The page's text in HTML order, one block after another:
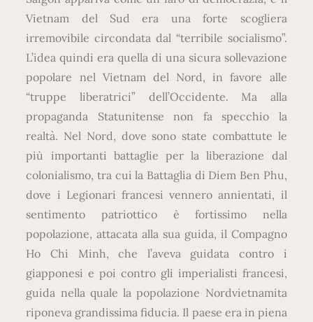
Vietnam del Sud era una forte scogliera
irremovibile circondata dal “terribile socialismo”.
L’idea quindi era quella di una sicura sollevazione
popolare nel Vietnam del Nord, in favore alle
“truppe liberatrici” dell’Occidente. Ma alla
propaganda Statunitense non fa specchio la
realtà. Nel Nord, dove sono state combattute le
più importanti battaglie per la liberazione dal
colonialismo, tra cui la Battaglia di Diem Ben Phu,
dove i Legionari francesi vennero annientati, il
sentimento patriottico è fortissimo nella
popolazione, attacata alla sua guida, il Compagno
Ho Chi Minh, che l’aveva guidata contro i
giapponesi e poi contro gli imperialisti francesi,
guida nella quale la popolazione Nordvietnamita
riponeva grandissima fiducia. Il paese era in piena